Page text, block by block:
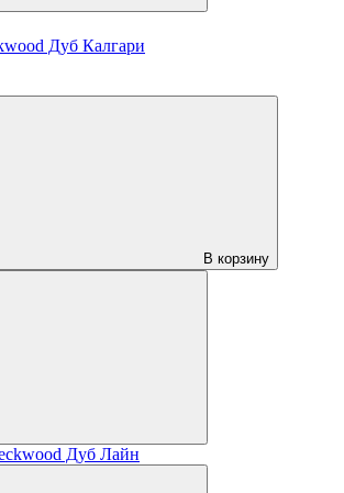
Дуб Калгари
В корзину